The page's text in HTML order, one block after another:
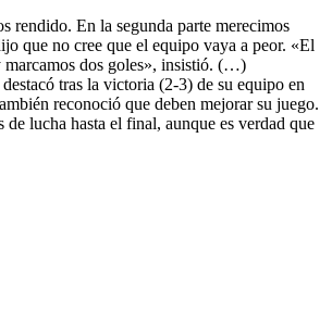
En la segunda parte merecimos
que no cree que el equipo vaya a peor. «El
marcamos dos goles», insistió. (…)
tras la victoria (2-3) de su equipo en
reconoció que deben mejorar su juego.
lucha hasta el final, aunque es verdad que